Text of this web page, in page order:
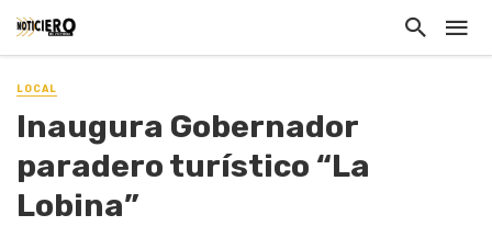
LOCAL
Inaugura Gobernador
paradero turístico “La
Lobina”